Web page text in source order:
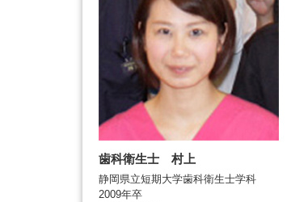
歯科衛生士 村上
静岡県立短期大学歯科衛生士学科
2009年卒